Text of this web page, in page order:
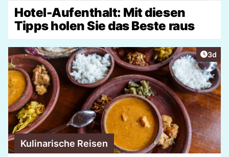
Hotel-Aufenthalt: Mit diesen
Tipps holen Sie das Beste raus
3d
Kulinarische Reisen